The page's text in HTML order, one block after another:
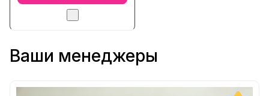
Ваши менеджеры